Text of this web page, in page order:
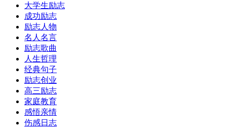
大学生励志
成功励志
励志人物
名人名言
励志歌曲
人生哲理
经典句子
励志创业
高三励志
家庭教育
感悟亲情
伤感日志